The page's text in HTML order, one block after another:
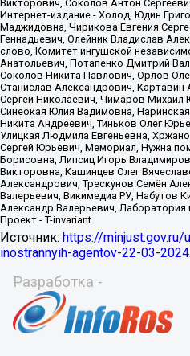
Источник: https://
inostrannyih-agentov-22-03-
Разработка -